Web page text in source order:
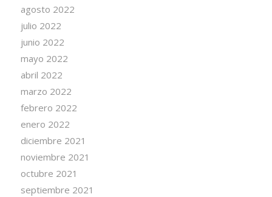
agosto 2022
julio 2022
junio 2022
mayo 2022
abril 2022
marzo 2022
febrero 2022
enero 2022
diciembre 2021
noviembre 2021
octubre 2021
septiembre 2021